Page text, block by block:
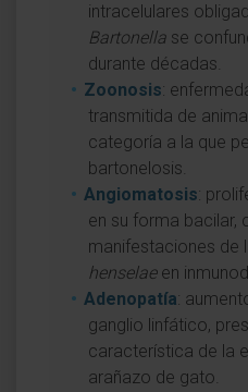
intracelulares
Bartonella se
durante décadas.
Zoonosis:
transmitida de
categoría a la que
bartonelosis.
Angiomatosis:
en su forma bacilar,
manifestaciones de
henselaeen
Adenopatía:
ganglio linfático,
característica de la
arañazo de gato.